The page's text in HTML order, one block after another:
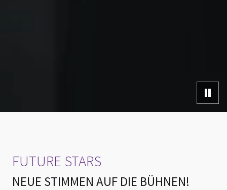
FUTURE STARS
NEUE STIMMEN AUF DIE BÜHNEN!